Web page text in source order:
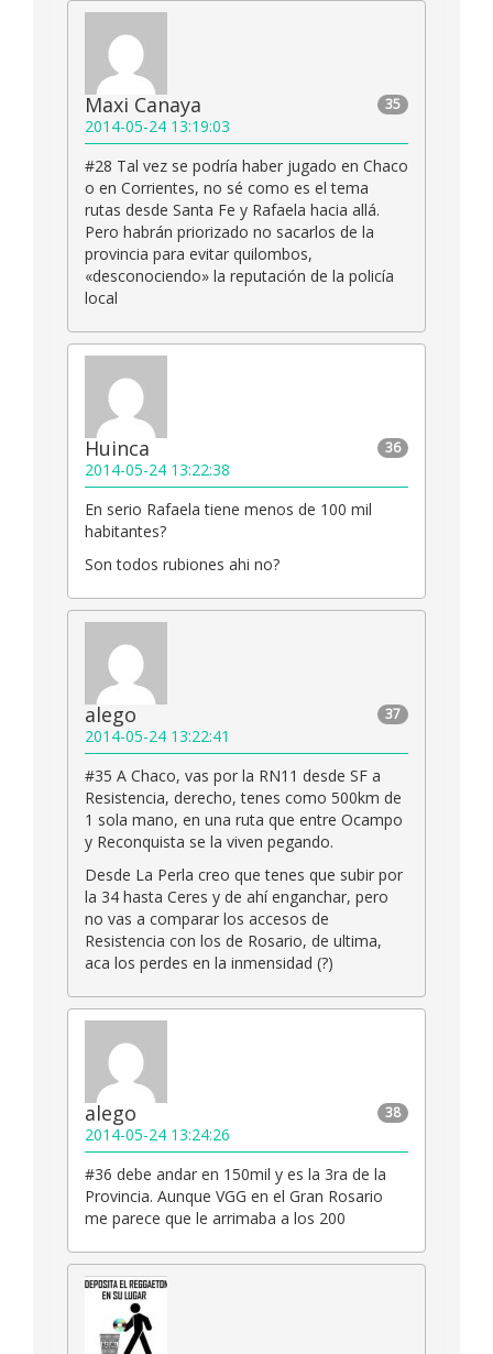
35
Maxi Canaya
2014-05-24 13:19:03
#28 Tal vez se podría haber jugado en Chaco
o en Corrientes, no sé como es el tema
rutas desde Santa Fe y Rafaela hacia allá.
Pero habrán priorizado no sacarlos de la
provincia para evitar quilombos,
«desconociendo» la reputación de la policía
local
36
Huinca
2014-05-24 13:22:38
En serio Rafaela tiene menos de 100 mil
habitantes?
Son todos rubiones ahi no?
37
alego
2014-05-24 13:22:41
#35 A Chaco, vas por la RN11 desde SF a
Resistencia, derecho, tenes como 500km de
1 sola mano, en una ruta que entre Ocampo
y Reconquista se la viven pegando.
Desde La Perla creo que tenes que subir por
la 34 hasta Ceres y de ahí enganchar, pero
no vas a comparar los accesos de
Resistencia con los de Rosario, de ultima,
aca los perdes en la inmensidad (?)
38
alego
2014-05-24 13:24:26
#36 debe andar en 150mil y es la 3ra de la
Provincia. Aunque VGG en el Gran Rosario
me parece que le arrimaba a los 200